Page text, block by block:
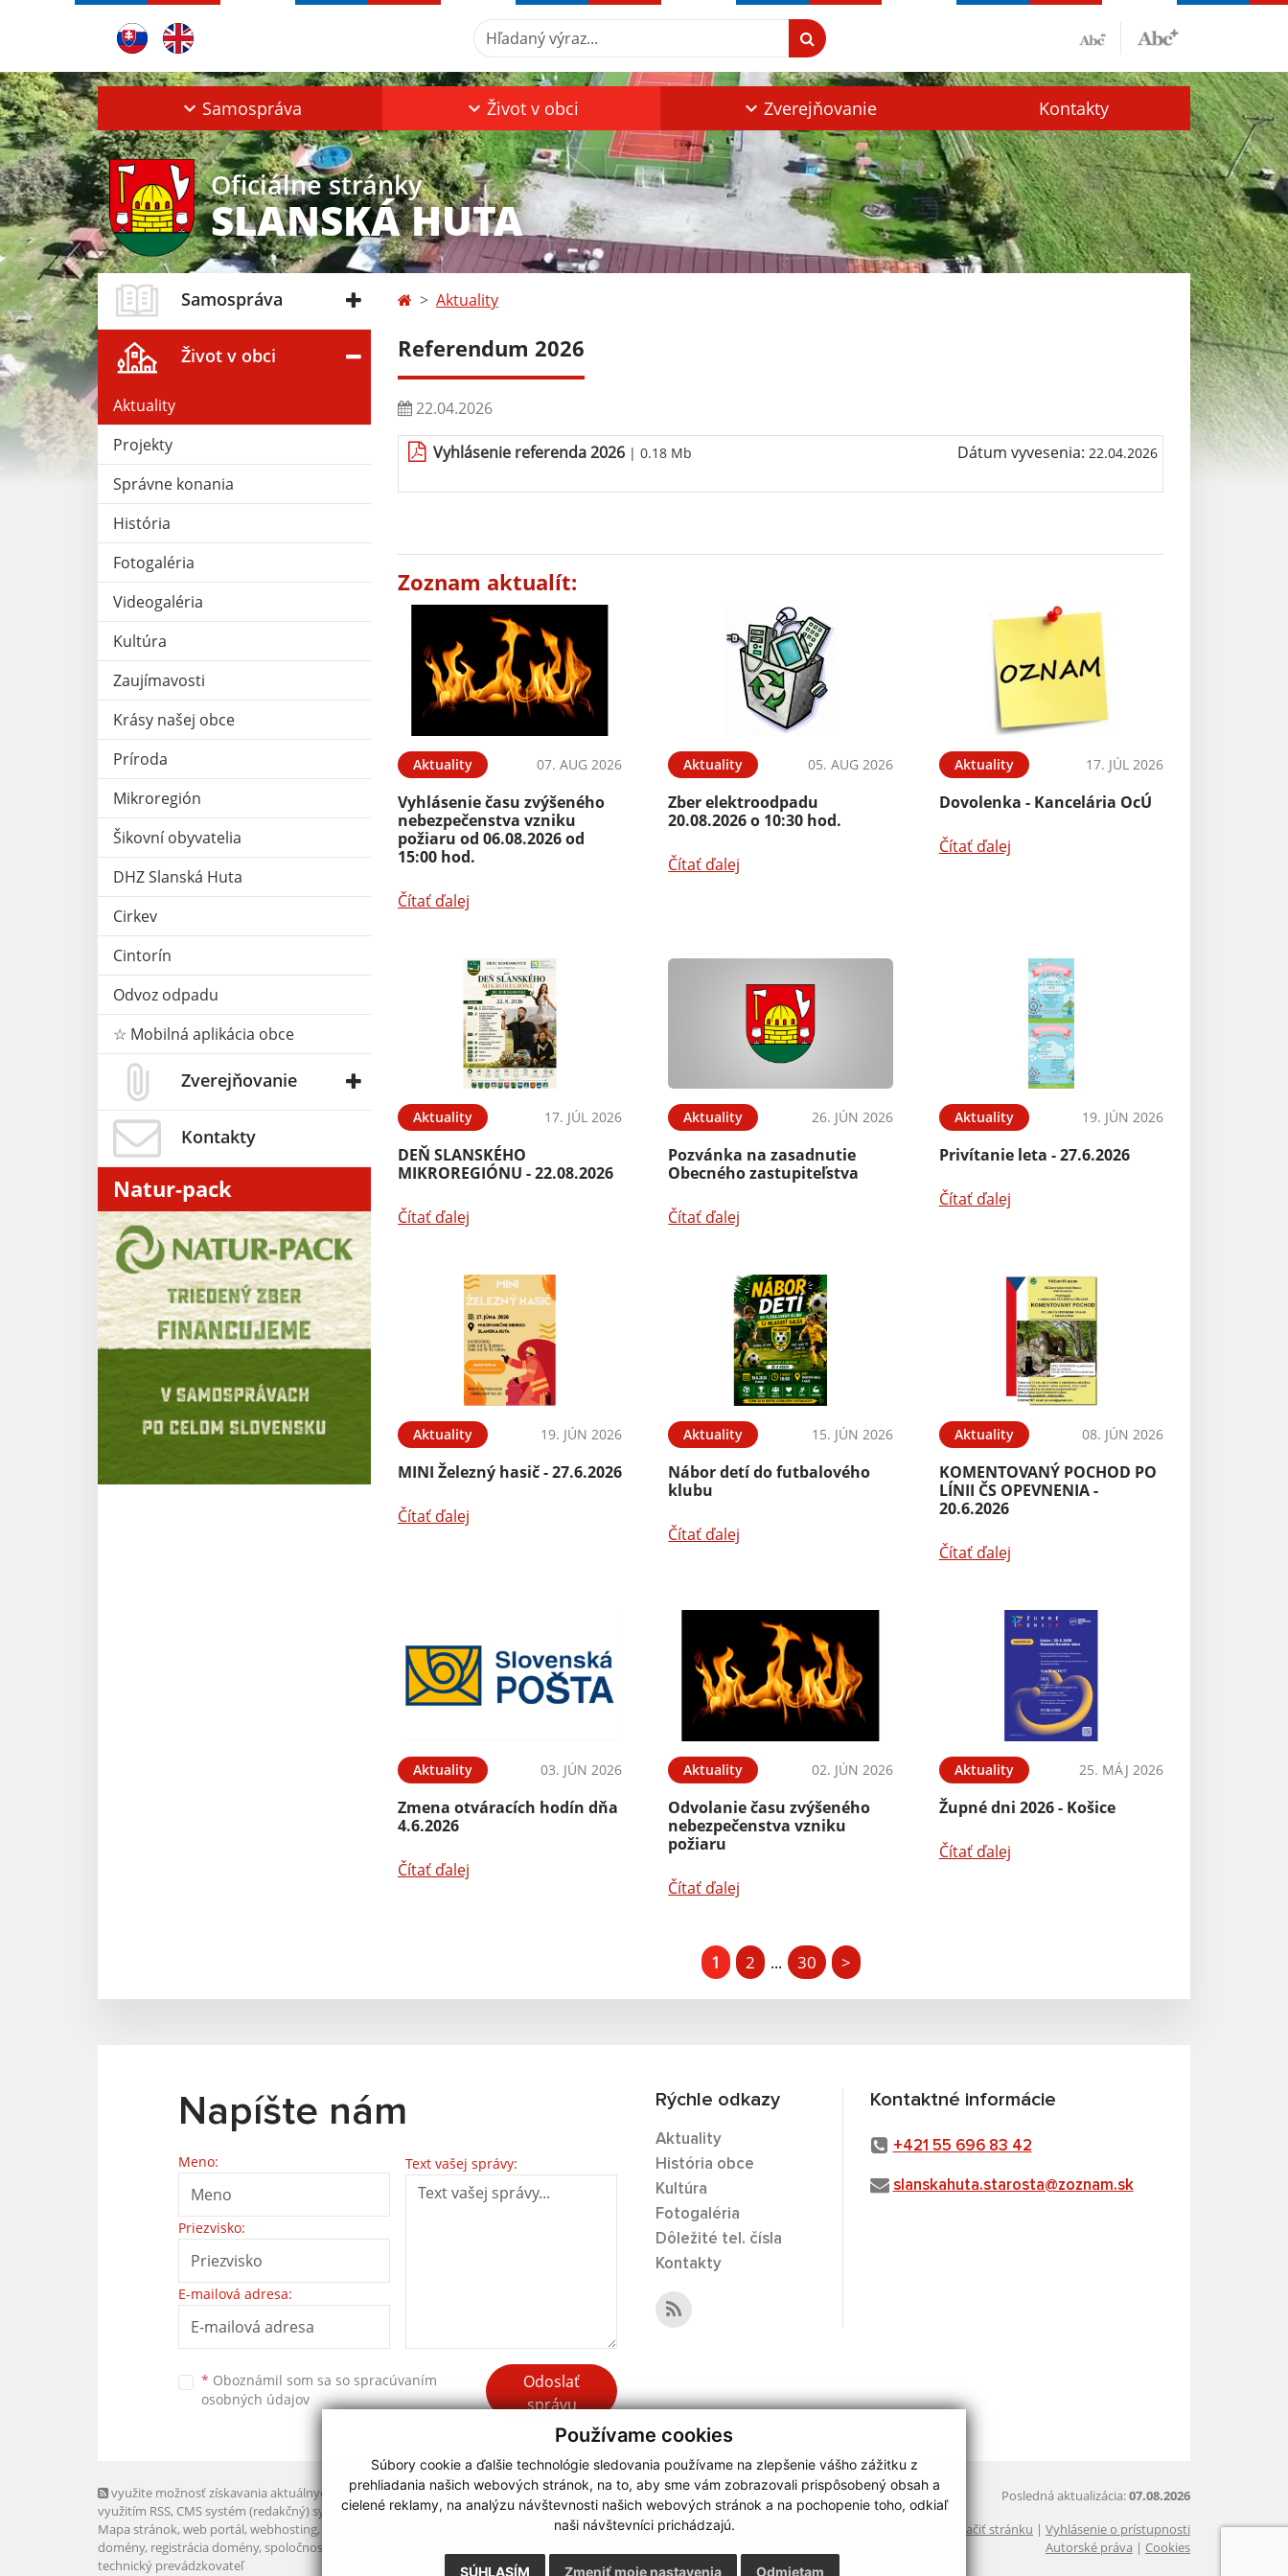
Používame cookies
Súbory cookie a ďalšie technológie sledovania používame na zlepšenie vášho zážitku z
prehliadania našich webových stránok, na to, aby sme vám zobrazovali prispôsobený obsah a
cielené reklamy, na analýzu návštevnosti našich webových stránok a na pochopenie toho, odkiaľ
naši návštevníci prichádzajú.
SÚHLASÍM Odmietam
Zmeniť moje nastavenia
Hľadaný výraz...
Samospráva Život v obci Zverejňovanie Kontakty
Oficiálne stránky
SLANSKÁ HUTA
Samospráva
Život v obci
Aktuality
Projekty
Správne konania
História
Fotogaléria
Videogaléria
Kultúra
Zaujímavosti
Krásy našej obce
Príroda
Mikroregión
Šikovní obyvatelia
DHZ Slanská Huta
Cirkev
Cintorín
Odvoz odpadu
☆ Mobilná aplikácia obce
Zverejňovanie
Kontakty
Natur-pack
Aktuality
Referendum 2026
22.04.2026
Vyhlásenie referenda 2026 | 0.18 Mb Dátum vyvesenia: 22.04.2026
Zoznam aktualít:
Aktuality 07. AUG 2026
Vyhlásenie času zvýšeného
nebezpečenstva vzniku
požiaru od 06.08.2026 od
15:00 hod.
Čítať ďalej
Aktuality 05. AUG 2026
Zber elektroodpadu
20.08.2026 o 10:30 hod.
Čítať ďalej
Aktuality 17. JÚL 2026
Dovolenka - Kancelária OcÚ
Čítať ďalej
Aktuality 17. JÚL 2026
DEŇ SLANSKÉHO
MIKROREGIÓNU - 22.08.2026
Čítať ďalej
Aktuality 26. JÚN 2026
Pozvánka na zasadnutie
Obecného zastupiteľstva
Čítať ďalej
Aktuality 19. JÚN 2026
Privítanie leta - 27.6.2026
Čítať ďalej
Aktuality 19. JÚN 2026
MINI Železný hasič - 27.6.2026
Čítať ďalej
Aktuality 15. JÚN 2026
Nábor detí do futbalového
klubu
Čítať ďalej
Aktuality 08. JÚN 2026
KOMENTOVANÝ POCHOD PO
LÍNII ČS OPEVNENIA -
20.6.2026
Čítať ďalej
Aktuality 03. JÚN 2026
Zmena otváracích hodín dňa
4.6.2026
Čítať ďalej
Aktuality 02. JÚN 2026
Odvolanie času zvýšeného
nebezpečenstva vzniku
požiaru
Čítať ďalej
Aktuality 25. MÁJ 2026
Župné dni 2026 - Košice
Čítať ďalej
1 2 ... 30 >
Napíšte nám
Meno:
Priezvisko:
E-mailová adresa:
Text vašej správy:
* Oboznámil som sa so spracúvaním
osobných údajov
Odoslať
správu
Rýchle odkazy
Aktuality
História obce
Kultúra
Fotogaléria
Dôležité tel. čísla
Kontakty
Kontaktné informácie
+421 55 696 83 42
slanskahuta.starosta@zoznam.sk
využite možnosť získavania aktuálnych informácií s
využitím RSS, CMS systém (redakčný) systém ECHELON 2,
Mapa stránok, web portál, webhosting,
domény, registrácia domény, spoločnosť webex.digital, s.r.o.
technický prevádzkovateľ
Posledná aktualizácia:07.08.2026
Vytlačiť stránku | Vyhlásenie o prístupnosti
Autorské práva | Cookies
webdesign|